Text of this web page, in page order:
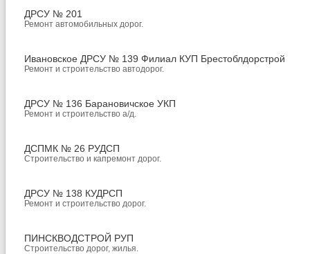
ДРСУ № 201
Ремонт автомобильных дорог.
Ивановское ДРСУ № 139 Филиал КУП Брестоблдорстрой
Ремонт и строительство автодорог.
ДРСУ № 136 Барановичское УКП
Ремонт и строительство а/д.
ДСПМК № 26 РУДСП
Строительство и капремонт дорог.
ДРСУ № 138 КУДРСП
Ремонт и строительство дорог.
ПИНСКВОДСТРОЙ РУП
Строительство дорог, жилья.